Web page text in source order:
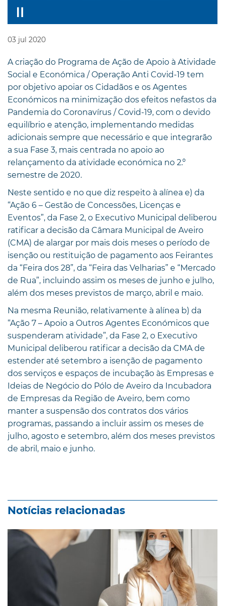
03 jul 2020
A criação do Programa de Ação de Apoio à Atividade
Social e Económica / Operação Anti Covid-19 tem
por objetivo apoiar os Cidadãos e os Agentes
Económicos na minimização dos efeitos nefastos da
Pandemia do Coronavírus / Covid-19, com o devido
equilíbrio e atenção, implementando medidas
adicionais sempre que necessário e que integrarão
a sua Fase 3, mais centrada no apoio ao
relançamento da atividade económica no 2.º
semestre de 2020.
Neste sentido e no que diz respeito à alínea e) da
“Ação 6 – Gestão de Concessões, Licenças e
Eventos”, da Fase 2, o Executivo Municipal deliberou
ratificar a decisão da Câmara Municipal de Aveiro
(CMA) de alargar por mais dois meses o período de
isenção ou restituição de pagamento aos Feirantes
da “Feira dos 28”, da “Feira das Velharias” e “Mercado
de Rua”, incluindo assim os meses de junho e julho,
além dos meses previstos de março, abril e maio.
Na mesma Reunião, relativamente à alínea b) da
“Ação 7 – Apoio a Outros Agentes Económicos que
suspenderam atividade”, da Fase 2, o Executivo
Municipal deliberou ratificar a decisão da CMA de
estender até setembro a isenção de pagamento
dos serviços e espaços de incubação às Empresas e
Ideias de Negócio do Pólo de Aveiro da Incubadora
de Empresas da Região de Aveiro, bem como
manter a suspensão dos contratos dos vários
programas, passando a incluir assim os meses de
julho, agosto e setembro, além dos meses previstos
de abril, maio e junho.
Notícias relacionadas